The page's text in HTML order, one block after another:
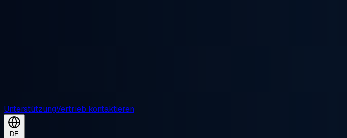
UnterstützungVertrieb kontaktieren
DE